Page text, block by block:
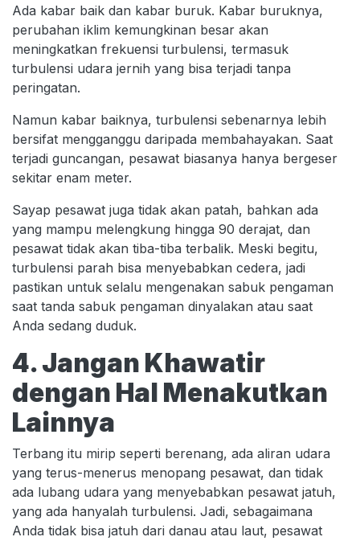
Ada kabar baik dan kabar buruk. Kabar buruknya,
perubahan iklim kemungkinan besar akan
meningkatkan frekuensi turbulensi, termasuk
turbulensi udara jernih yang bisa terjadi tanpa
peringatan.
Namun kabar baiknya, turbulensi sebenarnya lebih
bersifat mengganggu daripada membahayakan. Saat
terjadi guncangan, pesawat biasanya hanya bergeser
sekitar enam meter.
Sayap pesawat juga tidak akan patah, bahkan ada
yang mampu melengkung hingga 90 derajat, dan
pesawat tidak akan tiba-tiba terbalik. Meski begitu,
turbulensi parah bisa menyebabkan cedera, jadi
pastikan untuk selalu mengenakan sabuk pengaman
saat tanda sabuk pengaman dinyalakan atau saat
Anda sedang duduk.
4. Jangan Khawatir
dengan Hal Menakutkan
Lainnya
Terbang itu mirip seperti berenang, ada aliran udara
yang terus-menerus menopang pesawat, dan tidak
ada lubang udara yang menyebabkan pesawat jatuh,
yang ada hanyalah turbulensi. Jadi, sebagaimana
Anda tidak bisa jatuh dari danau atau laut, pesawat